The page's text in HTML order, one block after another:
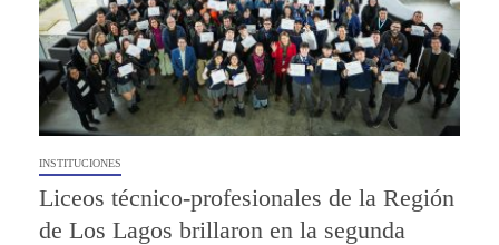
INSTITUCIONES
Liceos técnico-profesionales de la Región
de Los Lagos brillaron en la segunda